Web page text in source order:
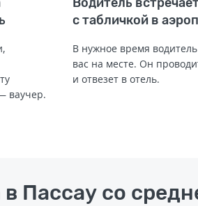
ваучер.
с табличкой в
В нужное время
вас на месте. Он
и отвезет в отель.
Пассау со